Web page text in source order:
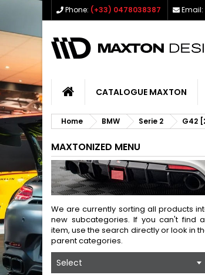
Phone: (+33) 0478038387 Email:
CATALOGUE MAXTON
Home BMW Serie 2 G42
MAXTONIZED MENU
We are currently sorting all products
new subcategories. If you can't find
item, use the search directly or look in
parent categories.
Select